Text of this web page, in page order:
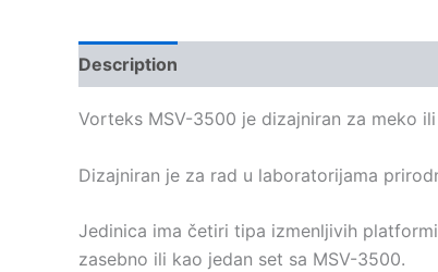
Description
Vorteks MSV-3500 je dizajniran za meko
Dizajniran je za rad u laboratorijama
Jedinica ima četiri tipa izmenljivih
zasebno ili kao jedan set sa MSV-3500.